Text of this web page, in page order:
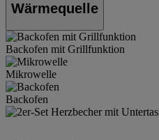
Wärmequelle
Backofen mit Grillfunktion
Mikrowelle
Backofen